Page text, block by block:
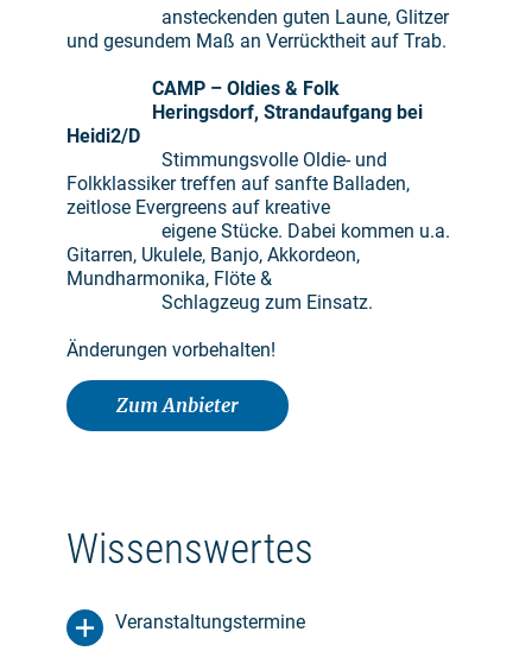
ansteckenden guten Laune, Glitzer
und gesundem Maß an Verrücktheit auf Trab.
CAMP – Oldies & Folk
Heringsdorf, Strandaufgang bei
Heidi2/D
Stimmungsvolle Oldie- und
Folkklassiker treffen auf sanfte Balladen,
zeitlose Evergreens auf kreative
eigene Stücke. Dabei kommen u.a.
Gitarren, Ukulele, Banjo, Akkordeon,
Mundharmonika, Flöte &
Schlagzeug zum Einsatz.
Änderungen vorbehalten!
Zum Anbieter
Wissenswertes
Veranstaltungstermine